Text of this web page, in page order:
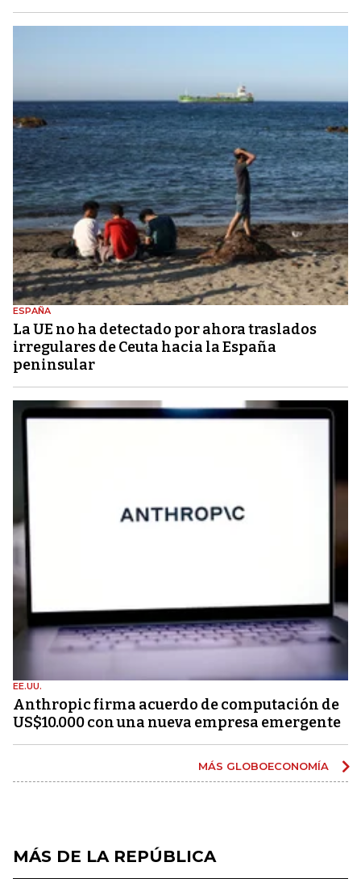
ESPAÑA
La UE no ha detectado por ahora traslados
irregulares de Ceuta hacia la España
peninsular
EE.UU.
Anthropic firma acuerdo de computación de
US$10.000 con una nueva empresa emergente
MÁS GLOBOECONOMÍA
MÁS DE LA REPÚBLICA